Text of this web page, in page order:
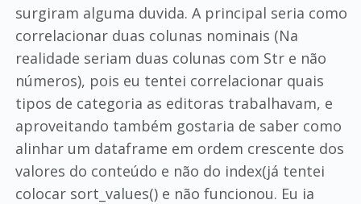
surgiram alguma duvida. A principal seria como
correlacionar duas colunas nominais (Na
realidade seriam duas colunas com Str e não
números), pois eu tentei correlacionar quais
tipos de categoria as editoras trabalhavam, e
aproveitando também gostaria de saber como
alinhar um dataframe em ordem crescente dos
valores do conteúdo e não do index(já tentei
colocar sort_values() e não funcionou. Eu ia